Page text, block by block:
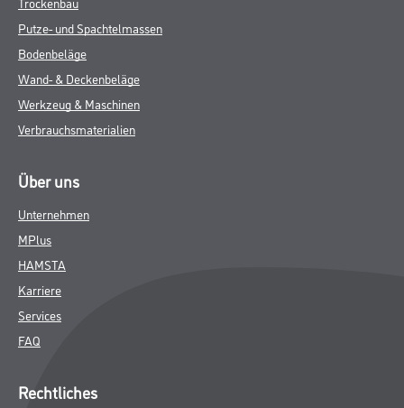
Putze- und Spachtelmassen
Bodenbeläge
Wand- & Deckenbeläge
Werkzeug & Maschinen
Verbrauchsmaterialien
Über uns
Unternehmen
MPlus
HAMSTA
Karriere
Services
FAQ
Rechtliches